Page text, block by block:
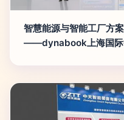
智慧能源与智能工厂方
——dynabook上海国际